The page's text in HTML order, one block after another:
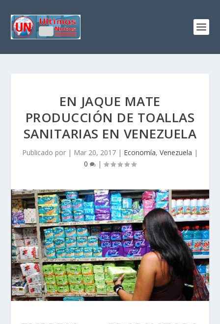
EN JAQUE MATE
PRODUCCIÓN DE TOALLAS
SANITARIAS EN VENEZUELA
Publicado por | Mar 20, 2017 | Economía, Venezuela |
0
|